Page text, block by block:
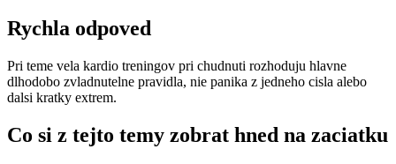
Rychla odpoved
Pri teme vela kardio treningov pri chudnuti rozhoduju hlavne
dlhodobo zvladnutelne pravidla, nie panika z jedneho cisla alebo
dalsi kratky extrem.
Co si z tejto temy zobrat hned na zaciatku